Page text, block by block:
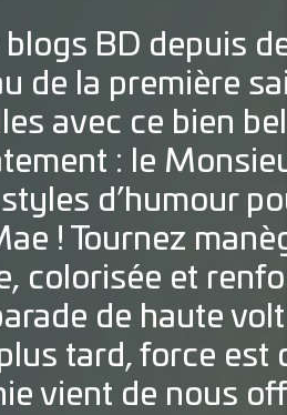
blogs BD depuis
de la première
avec ce bien
: le
d’humour
! Tournez
colorisée et
de haute
tard, force est
vient de nous